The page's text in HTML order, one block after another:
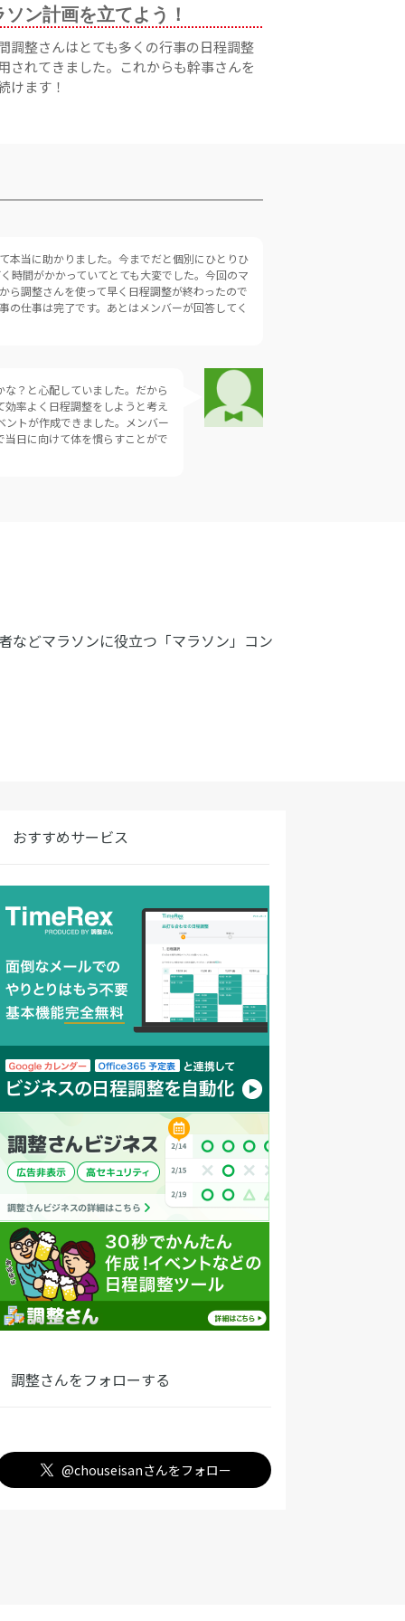
ソン計画を立てよう！
調整さんはとても多くの行事の日程調整
されてきました。これからも幹事さんを
けます！
本当に助かりました。今までだと個別にひとりひ
時間がかかっていてとても大変でした。今回のマ
ら調整さんを使って早く日程調整が終わったので
仕事は完了です。あとはメンバーが回答してく
？と心配していました。だから
率よく日程調整をしようと考え
トが作成できました。メンバー
日に向けて体を慣らすことがで
などマラソンに役立つ「マラソン」コン
おすすめサービス
調整さんをフォローする
@chouseisanさんをフォロー